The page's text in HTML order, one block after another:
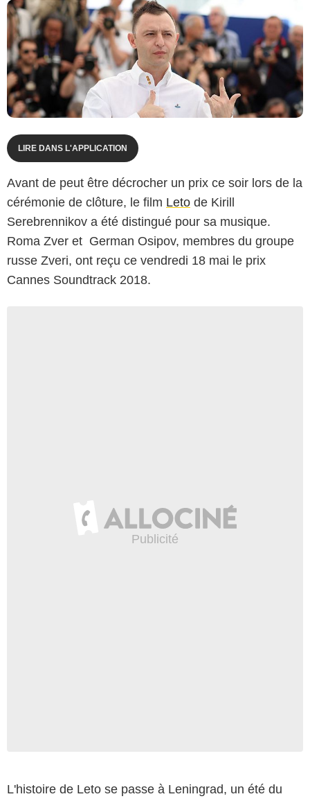
LIRE DANS L'APPLICATION
Avant de peut être décrocher un prix ce soir lors de la
cérémonie de clôture, le film Leto de Kirill
Serebrennikov a été distingué pour sa musique.
Roma Zver et German Osipov, membres du groupe
russe Zveri, ont reçu ce vendredi 18 mai le prix
Cannes Soundtrack 2018.
L'histoire de Leto se passe à Leningrad, un été du